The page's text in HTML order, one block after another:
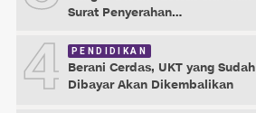
Surat Penyerahan
4 PENDIDIKAN
Berani Cerdas, UKT yang Sudah
Dibayar Akan Dikembalikan